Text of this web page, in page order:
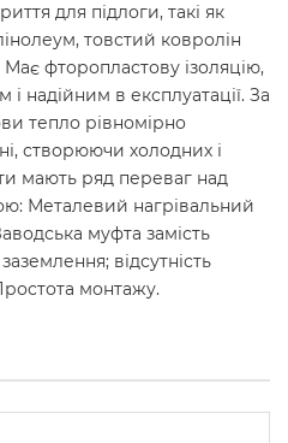
для підлоги, такі як
товстий ковролін
фторопластову ізоляцію,
надійним в експлуатації. За
тепло рівномірно
створюючи холодних і
мають ряд переваг над
Металевий нагрівальний
муфта замість
відсутність
монтажу.